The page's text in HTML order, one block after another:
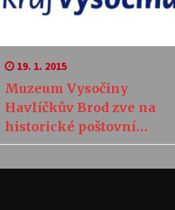
19. 1. 2015
Muzeum Vysočiny
Havlíčkův Brod zve na
historické poštovní
známky